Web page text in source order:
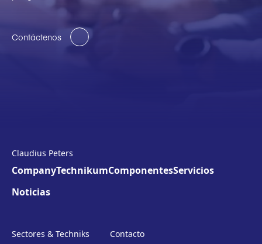
Contáctenos
Claudius Peters
CompanyTechnikumComponentesServicios
Noticias
Sectores & Techniks Contacto